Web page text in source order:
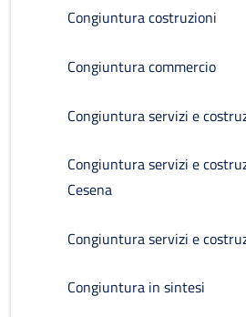
Congiuntura costruzioni
Congiuntura commercio
Congiuntura servizi e
Congiuntura servizi e
Cesena
Congiuntura servizi e
Congiuntura in sintesi